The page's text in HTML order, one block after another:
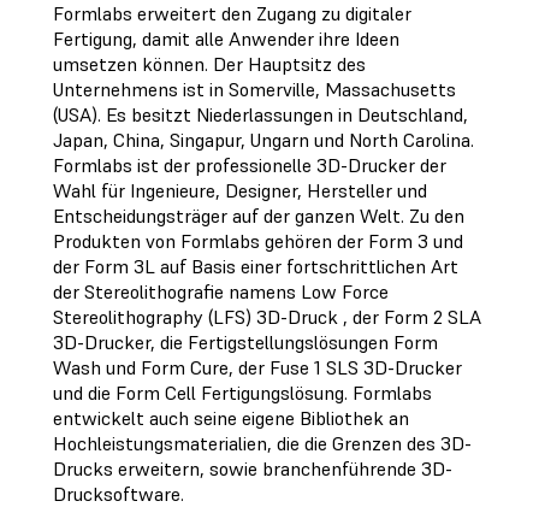
Formlabs erweitert den Zugang zu digitaler
Fertigung, damit alle Anwender ihre Ideen
umsetzen können. Der Hauptsitz des
Unternehmens ist in Somerville, Massachusetts
(USA). Es besitzt Niederlassungen in Deutschland,
Japan, China, Singapur, Ungarn und North Carolina.
Formlabs ist der professionelle 3D-Drucker der
Wahl für Ingenieure, Designer, Hersteller und
Entscheidungsträger auf der ganzen Welt. Zu den
Produkten von Formlabs gehören der Form 3 und
der Form 3L auf Basis einer fortschrittlichen Art
der Stereolithografie namens Low Force
Stereolithography (LFS) 3D-Druck , der Form 2 SLA
3D-Drucker, die Fertigstellungslösungen Form
Wash und Form Cure, der Fuse 1 SLS 3D-Drucker
und die Form Cell Fertigungslösung. Formlabs
entwickelt auch seine eigene Bibliothek an
Hochleistungsmaterialien, die die Grenzen des 3D-
Drucks erweitern, sowie branchenführende 3D-
Drucksoftware.